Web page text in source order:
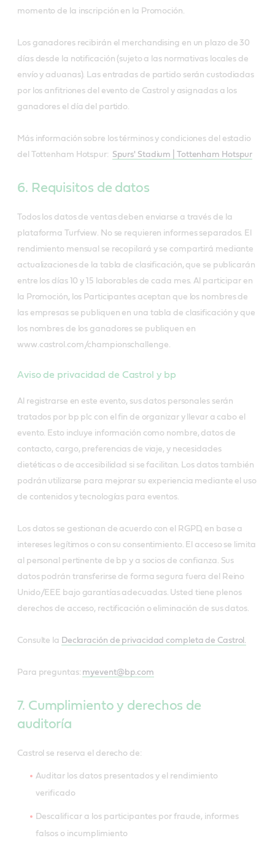
momento de la inscripción en la Promoción.
Los ganadores recibirán el merchandising en un plazo de 30
días desde la notificación (sujeto a las normativas locales de
envío y aduanas). Las entradas de partido serán custodiadas
por los anfitriones del evento de Castrol y asignadas a los
ganadores el día del partido.
Más información sobre los términos y condiciones del estadio
del Tottenham Hotspur: Spurs' Stadium | Tottenham Hotspur
6. Requisitos de datos
Todos los datos de ventas deben enviarse a través de la
plataforma Turfview. No se requieren informes separados. El
rendimiento mensual se recopilará y se compartirá mediante
actualizaciones de la tabla de clasificación, que se publicarán
entre los días 10 y 15 laborables de cada mes. Al participar en
la Promoción, los Participantes aceptan que los nombres de
las empresas se publiquen en una tabla de clasificación y que
los nombres de los ganadores se publiquen en
www.castrol.com/championschallenge.
Aviso de privacidad de Castrol y bp
Al registrarse en este evento, sus datos personales serán
tratados por bp plc con el fin de organizar y llevar a cabo el
evento. Esto incluye información como nombre, datos de
contacto, cargo, preferencias de viaje, y necesidades
dietéticas o de accesibilidad si se facilitan. Los datos también
podrán utilizarse para mejorar su experiencia mediante el uso
de contenidos y tecnologías para eventos.
Los datos se gestionan de acuerdo con el RGPD, en base a
intereses legítimos o con su consentimiento. El acceso se limita
al personal pertinente de bp y a socios de confianza. Sus
datos podrán transferirse de forma segura fuera del Reino
Unido/EEE bajo garantías adecuadas. Usted tiene plenos
derechos de acceso, rectificación o eliminación de sus datos.
Consulte la Declaración de privacidad completa de Castrol.
Para preguntas: myevent@bp.com
7. Cumplimiento y derechos de
auditoría
Castrol se reserva el derecho de:
Auditar los datos presentados y el rendimiento
verificado
Descalificar a los participantes por fraude, informes
falsos o incumplimiento